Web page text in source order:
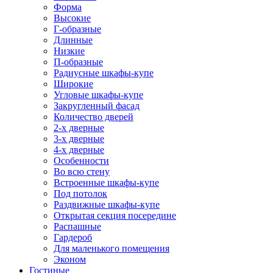
Форма
Высокие
Г-образные
Длинные
Низкие
П-образные
Радиусные шкафы-купе
Широкие
Угловые шкафы-купе
Закругленный фасад
Количество дверей
2-х дверные
3-х дверные
4-х дверные
Особенности
Во всю стену
Встроенные шкафы-купе
Под потолок
Раздвижные шкафы-купе
Открытая секция посередине
Распашные
Гардероб
Для маленького помещения
Эконом
Гостиные